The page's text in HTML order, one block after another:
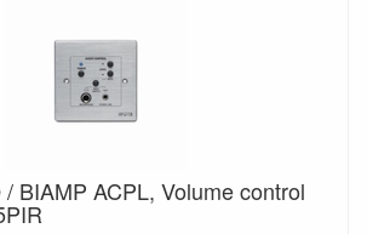
BIAMP ACPL, Volume control